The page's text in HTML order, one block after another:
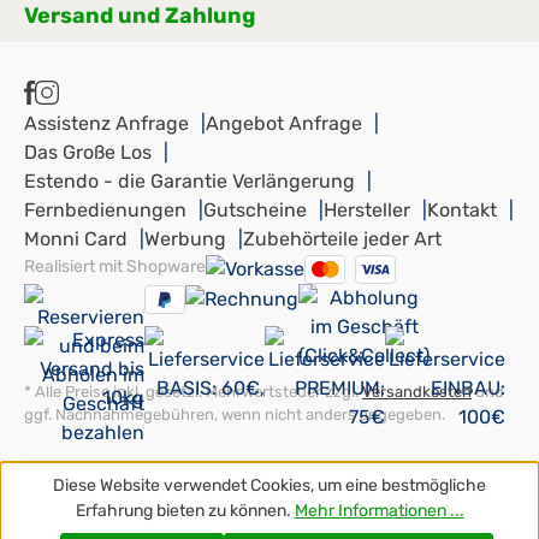
Versand und Zahlung
Assistenz Anfrage
Angebot Anfrage
Das Große Los
Estendo - die Garantie Verlängerung
Fernbedienungen
Gutscheine Hersteller
Kontakt
Monni Card
Werbung Zubehörteile jeder Art
Realisiert mit Shopware
* Alle Preise inkl. gesetzl. Mehrwertsteuer zzgl.Versandkostenund
ggf. Nachnahmegebühren, wenn nicht anders angegeben.
Diese Website verwendet Cookies, um eine bestmögliche
Erfahrung bieten zu können. Mehr Informationen ...